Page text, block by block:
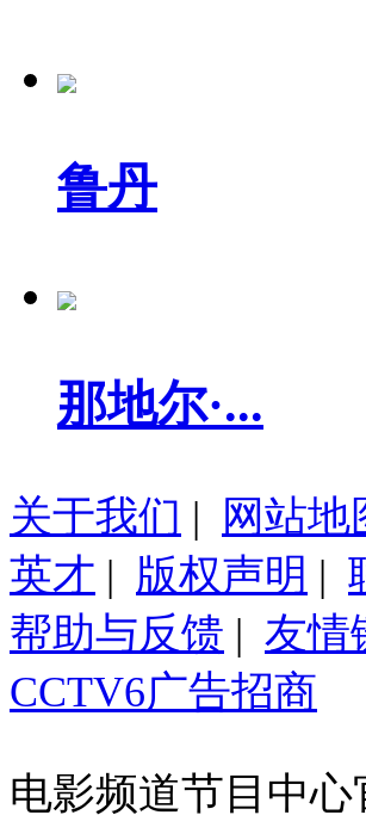
鲁丹
那地尔·...
关于我们 | 网站地
英才 | 版权声明 |
帮助与反馈 | 友情
CCTV6广告招商
电影频道节目中心